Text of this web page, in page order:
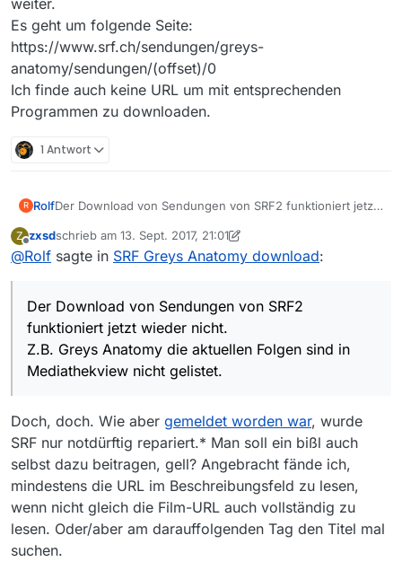
Es geht um folgende Seite:
https://www.srf.ch/sendungen/greys-
anatomy/sendungen/(offset)/0
Ich finde auch keine URL um mit entsprechenden
Programmen zu downloaden.
1 Antwort
R RolfDer Download von Sendungen von SRF2 funktioniert jetzt
Z.B. Greys Anatomy die aktuellen Folgen sind in
Mediathekview nicht gelistet.
Mit Hilfe von VLC oder sonst wirgendwie?
Z
Offline
zxsdschrieb am 13. Sept. 2017, 21:01
zuletzt editiert von zxsd
@Rolf sagte in SRF Greys Anatomy download:
Der Download von Sendungen von SRF2
funktioniert jetzt wieder nicht.
Z.B. Greys Anatomy die aktuellen Folgen sind in
Mediathekview nicht gelistet.
Doch, doch. Wie aber gemeldet worden war, wurde
SRF nur notdürftig repariert.* Man soll ein bißl auch
selbst dazu beitragen, gell? Angebracht fände ich,
mindestens die URL im Beschreibungsfeld zu lesen,
wenn nicht gleich die Film-URL auch vollständig zu
lesen. Oder/aber am darauffolgenden Tag den Titel mal
suchen.